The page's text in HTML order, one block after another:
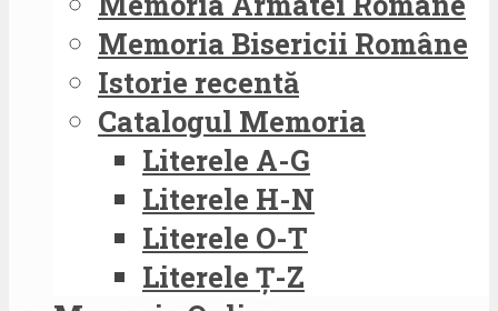
Memoria Bisericii Române
Istorie recentă
Catalogul Memoria
Literele A-G
Literele H-N
Literele O-T
Literele Ț-Z